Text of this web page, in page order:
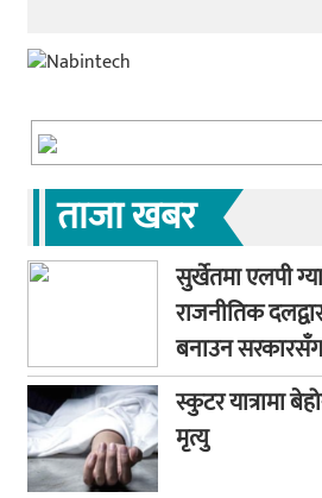
ताजा खबर
सुर्खेतमा एलपी
राजनीतिक
बनाउन
स्कुटर यात्रामा
मृत्यु